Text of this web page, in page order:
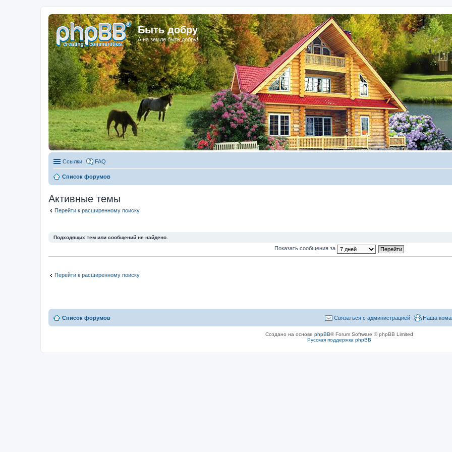
Быть добру
А на земле быть добру!
Ссылки FAQ
Список форумов
Активные темы
Перейти к расширенному поиску
Подходящих тем или сообщений не найдено.
Показать сообщения за
Перейти к расширенному поиску
Список форумов Наша
Связаться с администрацией
Создано на основе phpBB® Forum Software © phpBB Limited
Русская поддержка phpBB